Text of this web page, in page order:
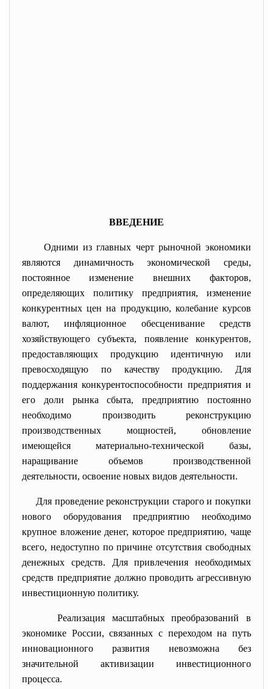
ВВЕДЕНИЕ
Одними из главных черт рыночной экономики
являются динамичность экономической среды,
постоянное изменение внешних факторов,
определяющих политику предприятия, изменение
конкурентных цен на продукцию, колебание курсов
валют, инфляционное обесценивание средств
хозяйствующего субъекта, появление конкурентов,
предоставляющих продукцию идентичную или
превосходящую по качеству продукцию. Для
поддержания конкурентоспособности предприятия и
его доли рынка сбыта, предприятию постоянно
необходимо производить реконструкцию
производственных мощностей, обновление
имеющейся материально-технической базы,
наращивание объемов производственной
деятельности, освоение новых видов деятельности.
Для проведение реконструкции старого и покупки
нового оборудования предприятию необходимо
крупное вложение денег, которое предприятию, чаще
всего, недоступно по причине отсутствия свободных
денежных средств. Для привлечения необходимых
средств предприятие должно проводить агрессивную
инвестиционную политику.
Реализация масштабных преобразований в
экономике России, связанных с переходом на путь
инновационного развития невозможна без
значительной активизации инвестиционного
процесса.